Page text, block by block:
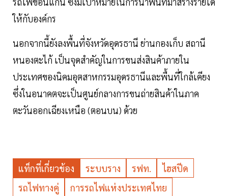
ให้กับองค์กร
นอกจากนี้ยังลงพื้นที่จังหวัดอุดรธานี ย่านกองเก็บ สถานี
หนองตะไก้ เป็นจุดสำคัญในการขนส่งสินค้าภายใน
ประเทศของนิคมอุตสาหกรรมอุดรธานีและพื้นที่ใกล้เคียง
ซึ่งในอนาคตจะเป็นศูนย์กลางการขนถ่ายสินค้าในภาค
ตะวันออกเฉียงเหนือ (ตอนบน) ด้วย
แท็กที่เกี่ยวข้อง ระบบราง รฟท.
ไฮสปีด
รถไฟทางคู่
การรถไฟแห่งประเทศไทย